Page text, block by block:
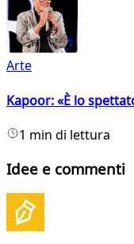
Arte
Kapoor: «È lo
1 min di lettura
Idee e commenti